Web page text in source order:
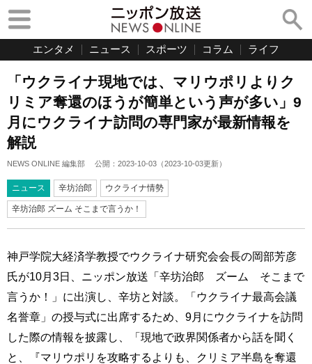
エンタメ ニュース スポーツ コラム ライフ
「ウクライナ現地では、マリウポリよりク
リミア奪還のほうが簡単という声が多い」9
月にウクライナ訪問の専門家が最新情報を
解説
NEWS ONLINE 編集部 公開： 2023-10-03 （2023-10-03更新）
ニュース 辛坊治郎 ウクライナ情勢
辛坊治郎 ズーム そこまで言うか！
神戸学院大経済学教授でウクライナ研究会会長の岡部芳彦
氏が10月3日、ニッポン放送「辛坊治郎 ズーム そこまで
言うか！」に出演し、辛坊と対談。「ウクライナ最高会議
名誉章」の授与式に出席するため、9月にウクライナを訪問
した際の情報を披露し、「現地で政界関係者から話を聞く
と、『マリウポリを攻略するよりも、クリミア半島を奪還